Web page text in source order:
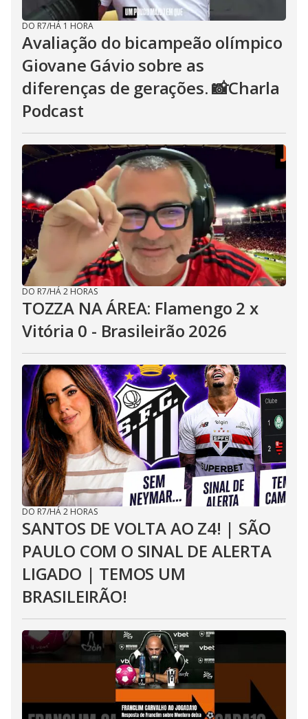
DO R7/HÁ 1 HORA
Avaliação do bicampeão olímpico
Giovane Gávio sobre as
diferenças de gerações. 📸Charla
Podcast
DO R7/HÁ 2 HORAS
TOZZA NA ÁREA: Flamengo 2 x
Vitória 0 - Brasileirão 2026
DO R7/HÁ 2 HORAS
SANTOS DE VOLTA AO Z4! | SÃO
PAULO COM O SINAL DE ALERTA
LIGADO | TEMOS UM
BRASILEIRÃO!